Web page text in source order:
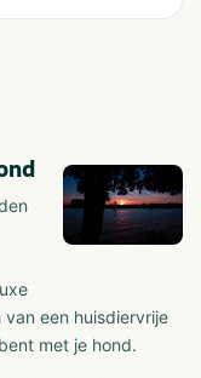
een huisdiervrije
met je hond.